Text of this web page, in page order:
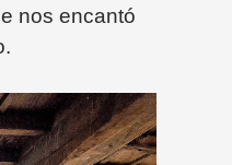
nos encantó